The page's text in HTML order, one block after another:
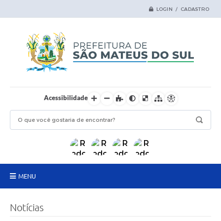
LOGIN / CADASTRO
Acessibilidade
MENU
Notícias